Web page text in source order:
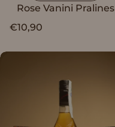
Rose Vanini Pralines
€10,90